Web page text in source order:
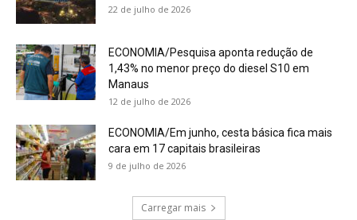
22 de julho de 2026
ECONOMIA/Pesquisa aponta redução de
1,43% no menor preço do diesel S10 em
Manaus
12 de julho de 2026
ECONOMIA/Em junho, cesta básica fica mais
cara em 17 capitais brasileiras
9 de julho de 2026
Carregar mais